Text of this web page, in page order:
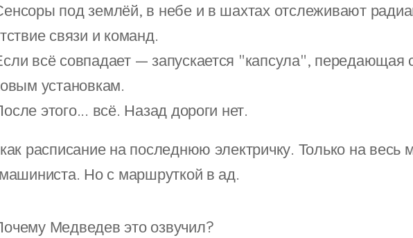
под землёй, в небе и в шахтах отслеживают
связи и команд.
всё совпадает — запускается "капсула", передающая
установкам.
этого... всё. Назад дороги нет.
расписание на последнюю электричку. Только на весь
Но с маршруткой в ад.
Медведев это озвучил?